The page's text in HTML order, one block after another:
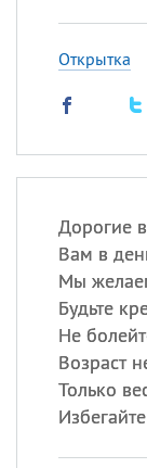
Открытка
Дорогие
Вам в
Мы
Будьте
Не
Возраст
Только